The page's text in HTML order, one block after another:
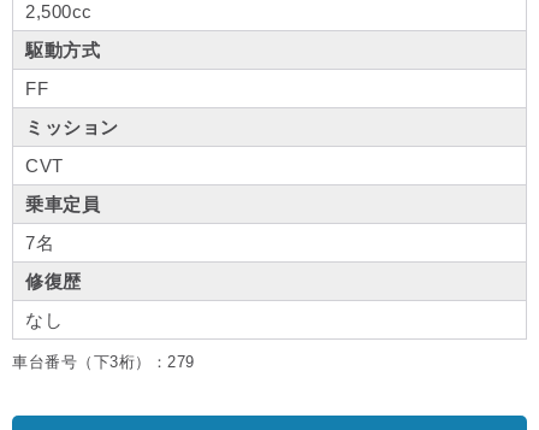
2,500cc
駆動方式
FF
ミッション
CVT
乗車定員
7名
修復歴
なし
車台番号（下3桁）：279